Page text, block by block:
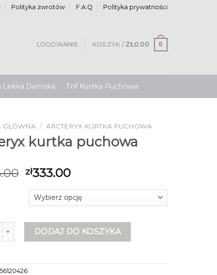
Polityka zwrotów F.A.Q Polityka prywatności
LOGOWANIE KOSZYK / ZŁ0.00 0
Lekka Damska Tnf Kurtka Puchowa
GŁÓWNA / ARCTERYX KURTKA PUCHOWA
kurtka puchowa
zł333.00
kurtka puchowa
DODAJ DO KOSZYKA